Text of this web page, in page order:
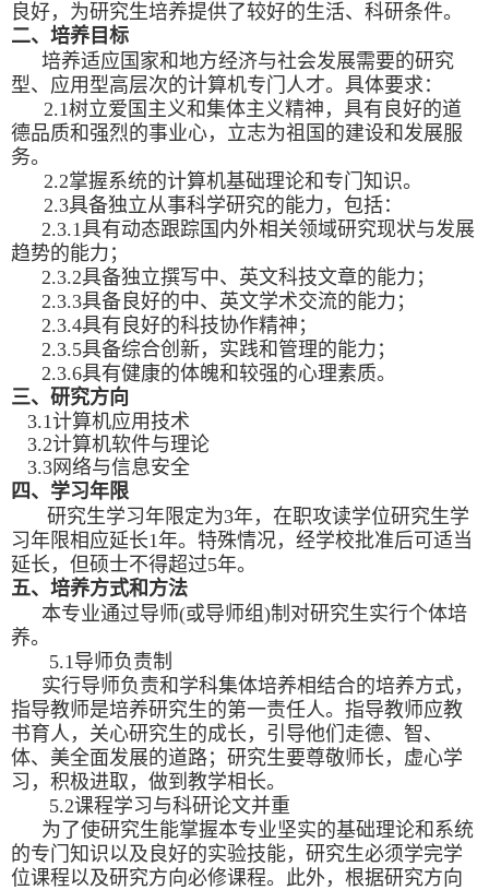
良好，为研究生培养提供了较好的生活、科研条件。
二、培养目标
培养适应国家和地方经济与社会发展需要的研究
型、应用型高层次的计算机专门人才。具体要求：
2.1树立爱国主义和集体主义精神，具有良好的道
德品质和强烈的事业心，立志为祖国的建设和发展服
务。
2.2掌握系统的计算机基础理论和专门知识。
2.3具备独立从事科学研究的能力，包括：
2.3.1具有动态跟踪国内外相关领域研究现状与发展
趋势的能力；
2.3.2具备独立撰写中、英文科技文章的能力；
2.3.3具备良好的中、英文学术交流的能力；
2.3.4具有良好的科技协作精神；
2.3.5具备综合创新，实践和管理的能力；
2.3.6具有健康的体魄和较强的心理素质。
三、研究方向
3.1计算机应用技术
3.2计算机软件与理论
3.3网络与信息安全
四、学习年限
研究生学习年限定为3年，在职攻读学位研究生学
习年限相应延长1年。特殊情况，经学校批准后可适当
延长，但硕士不得超过5年。
五、培养方式和方法
本专业通过导师(或导师组)制对研究生实行个体培
养。
5.1导师负责制
实行导师负责和学科集体培养相结合的培养方式，
指导教师是培养研究生的第一责任人。指导教师应教
书育人，关心研究生的成长，引导他们走德、智、
体、美全面发展的道路；研究生要尊敬师长，虚心学
习，积极进取，做到教学相长。
5.2课程学习与科研论文并重
为了使研究生能掌握本专业坚实的基础理论和系统
的专门知识以及良好的实验技能，研究生必须学完学
位课程以及研究方向必修课程。此外，根据研究方向